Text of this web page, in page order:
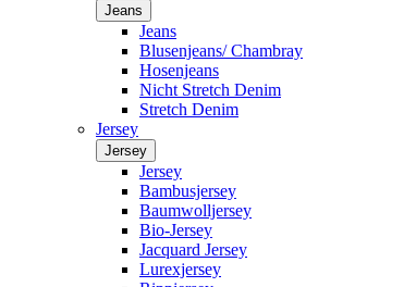
Jeans
Jeans
Blusenjeans/ Chambray
Hosenjeans
Nicht Stretch Denim
Stretch Denim
Jersey
Jersey
Jersey
Bambusjersey
Baumwolljersey
Bio-Jersey
Jacquard Jersey
Lurexjersey